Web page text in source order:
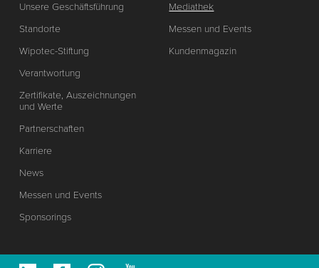
Unsere Geschäftsführung
Standorte
Wipotec-Stiftung
Verantwortung
Zertifikate, Auszeichnungen
und Werte
Partnerschaften
Karriere
News
Messen und Events
Sponsorings
Mediathek
Messen und Events
Kundenmagazin